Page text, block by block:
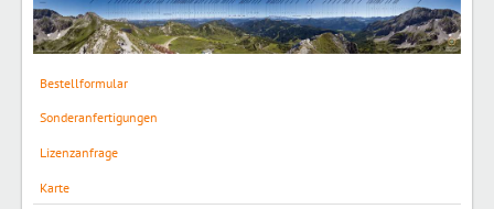
Bestellformular
Sonderanfertigungen
Lizenzanfrage
Karte